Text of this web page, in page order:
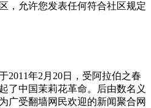
，允许您发表任何符合社区规定
年2月20日，受阿拉伯之春
了中国茉莉花革命。后由数名义
广受翻墙网民欢迎的新闻聚合网